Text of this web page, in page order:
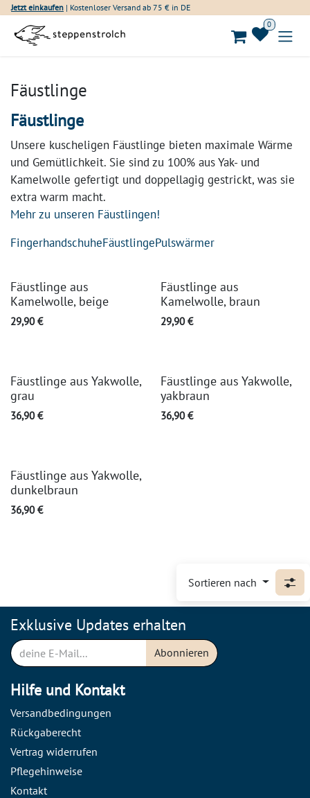
Zum Inhalt springen
Jetzt einkaufen | Kostenloser Versand ab 75 € in DE
0
Fäustlinge
Fäustlinge
Unsere kuscheligen Fäustlinge bieten maximale Wärme
und Gemütlichkeit. Sie sind zu 100% aus Yak- und
Kamelwolle gefertigt und doppellagig gestrickt, was sie
extra warm macht.
Mehr zu unseren Fäustlingen!
FingerhandschuheFäustlingePulswärmer
Fäustlinge aus
Kamelwolle, beige
29,90€
Fäustlinge aus
Kamelwolle, braun
29,90€
Fäustlinge aus Yakwolle,
grau
36,90€
Fäustlinge aus Yakwolle,
yakbraun
36,90€
Fäustlinge aus Yakwolle,
dunkelbraun
36,90€
Sortieren nach
Hilfe und Kontakt
Versandbedingungen
Rückgaberecht
Vertrag widerrufen
Pflegehinweise
Kontakt
Exklusive Updates erhalten
Abonnieren